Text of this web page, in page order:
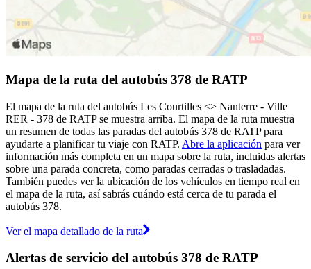
Mapa de la ruta del autobús 378 de RATP
El mapa de la ruta del autobús Les Courtilles <> Nanterre - Ville
RER - 378 de RATP se muestra arriba. El mapa de la ruta muestra
un resumen de todas las paradas del autobús 378 de RATP para
ayudarte a planificar tu viaje con RATP. Abre la aplicación para ver
información más completa en un mapa sobre la ruta, incluidas alertas
sobre una parada concreta, como paradas cerradas o trasladadas.
También puedes ver la ubicación de los vehículos en tiempo real en
el mapa de la ruta, así sabrás cuándo está cerca de tu parada el
autobús 378.
Ver el mapa detallado de la ruta
Alertas de servicio del autobús 378 de RATP